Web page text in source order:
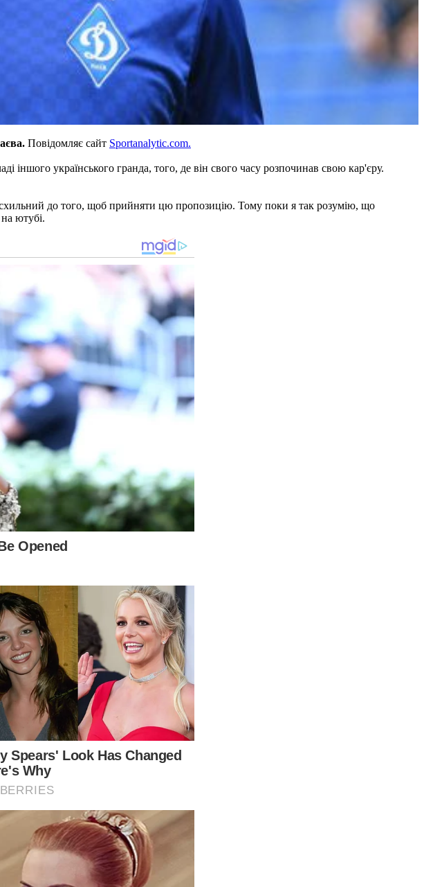
Повідомляє сайт Sportanalytic.com.
українського гранда, того, де він свого часу розпочинав свою кар'єру.
до того, щоб прийняти цю пропозицію. Тому поки я так розумію, що
ютубі.